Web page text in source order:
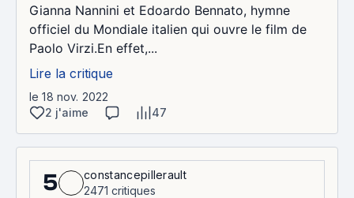
Gianna Nannini et Edoardo Bennato, hymne
officiel du Mondiale italien qui ouvre le film de
Paolo Virzi.En effet,...
Lire la critique
le 18 nov. 2022
2 j'aime
47
5
constancepillerault
2471 critiques